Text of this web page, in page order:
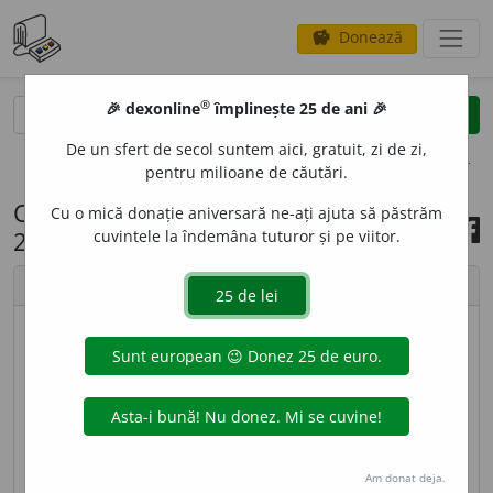
savings Donează
opțiuni
Cuvântul zilei, 3 octombrie
2018
imagine ©Andrea Homorodean
DINE, gratitudini, s. f. Recunoștință. – Din
gratitude,lat.gratitudo, -inis.
LauraGellner
🎉 dexonline® împlinește 25 de ani 🎉
De un sfert de secol suntem aici, gratuit, zi de zi,
pentru milioane de căutări.
Cu o mică donație aniversară ne-ați ajuta să păstrăm
cuvintele la îndemâna tuturor și pe viitor.
Am donat deja.